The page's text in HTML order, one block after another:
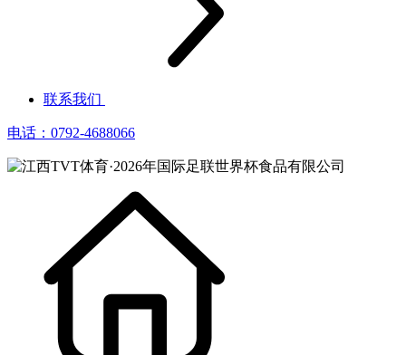
联系我们
电话：0792-4688066